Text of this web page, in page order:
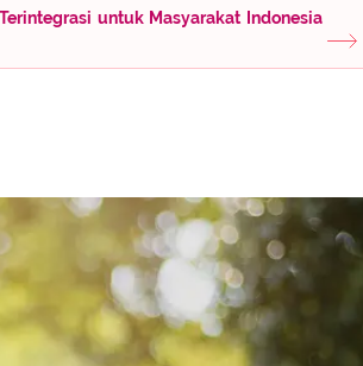
untuk Masyarakat Indonesia